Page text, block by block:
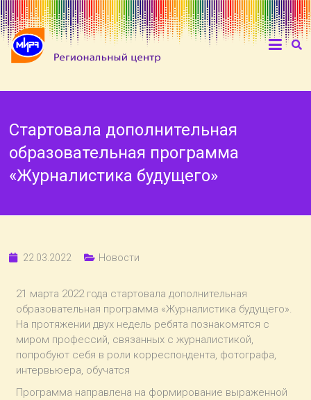
Стартовала дополнительная
образовательная программа
«Журналистика будущего»
22.03.2022 Новости
21 марта 2022 года стартовала дополнительная
образовательная программа «Журналистика будущего».
На протяжении двух недель ребята познакомятся с
миром профессий, связанных с журналистикой,
попробуют себя в роли корреспондента, фотографа,
интервьюера, обучатся
Программа направлена на формирование выраженной